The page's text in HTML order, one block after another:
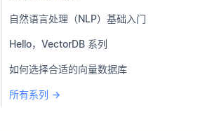
自然语言处理（NLP）基础入门
Hello，VectorDB 系列
如何选择合适的向量数据库
所有系列 →